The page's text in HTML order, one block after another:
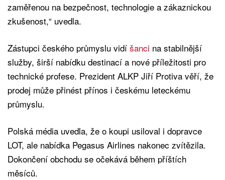
zaměřenou na bezpečnost, technologie a zákaznickou
zkušenost,“ uvedla.
Zástupci českého průmyslu vidí šanci na stabilnější
služby, širší nabídku destinací a nové příležitosti pro
technické profese. Prezident ALKP Jiří Protiva věří, že
prodej může přinést přínos i českému leteckému
průmyslu.
Polská média uvedla, že o koupi usiloval i dopravce
LOT, ale nabídka Pegasus Airlines nakonec zvítězila.
Dokončení obchodu se očekává během příštích
měsíců.